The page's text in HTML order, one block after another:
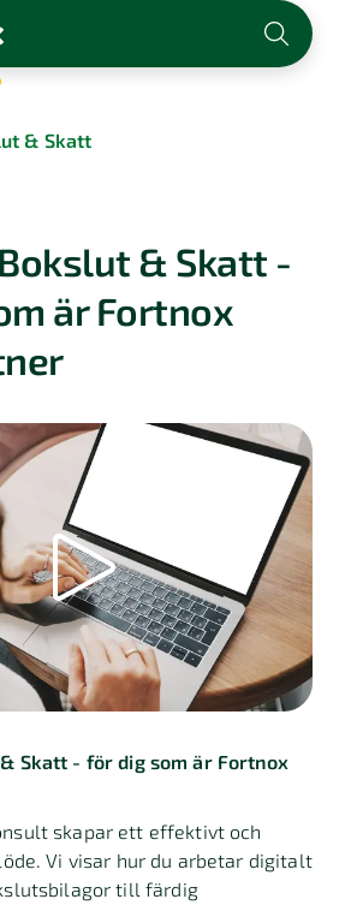
& Skatt
& Skatt -
är Fortnox
Skatt - för dig som är Fortnox
skapar ett effektivt och
Vi visar hur du arbetar digitalt
till färdig